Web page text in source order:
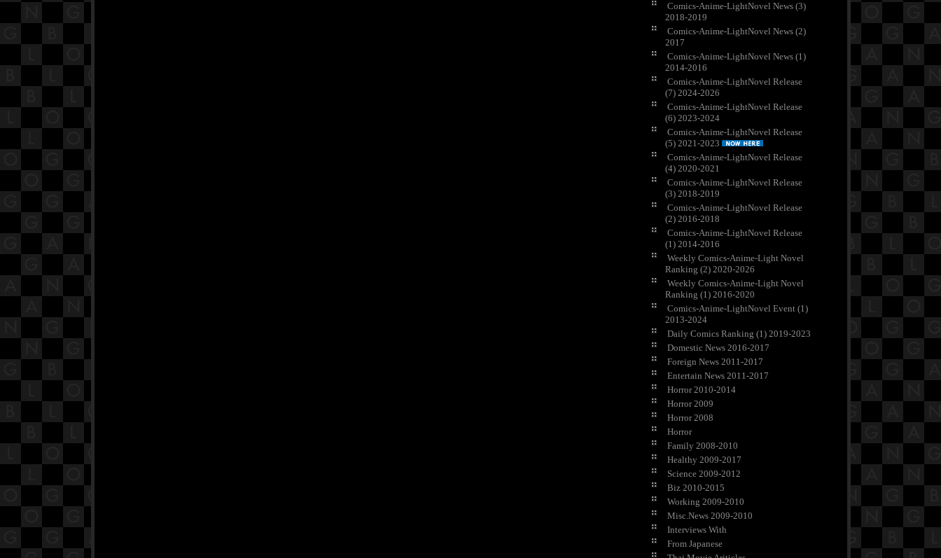
Comics-Anime-LightNovel News (3)
2018-2019
Comics-Anime-LightNovel News (2)
2017
Comics-Anime-LightNovel News (1)
2014-2016
Comics-Anime-LightNovel Release
(7) 2024-2026
Comics-Anime-LightNovel Release
(6) 2023-2024
Comics-Anime-LightNovel Release
(5) 2021-2023
Comics-Anime-LightNovel Release
(4) 2020-2021
Comics-Anime-LightNovel Release
(3) 2018-2019
Comics-Anime-LightNovel Release
(2) 2016-2018
Comics-Anime-LightNovel Release
(1) 2014-2016
Weekly Comics-Anime-Light Novel
Ranking (2) 2020-2026
Weekly Comics-Anime-Light Novel
Ranking (1) 2016-2020
Comics-Anime-LightNovel Event (1)
2013-2024
Daily Comics Ranking (1) 2019-2023
Domestic News 2016-2017
Foreign News 2011-2017
Entertain News 2011-2017
Horror 2010-2014
Horror 2009
Horror 2008
Horror
Family 2008-2010
Healthy 2009-2017
Science 2009-2012
Biz 2010-2015
Working 2009-2010
Misc.News 2009-2010
Interviews With
From Japanese